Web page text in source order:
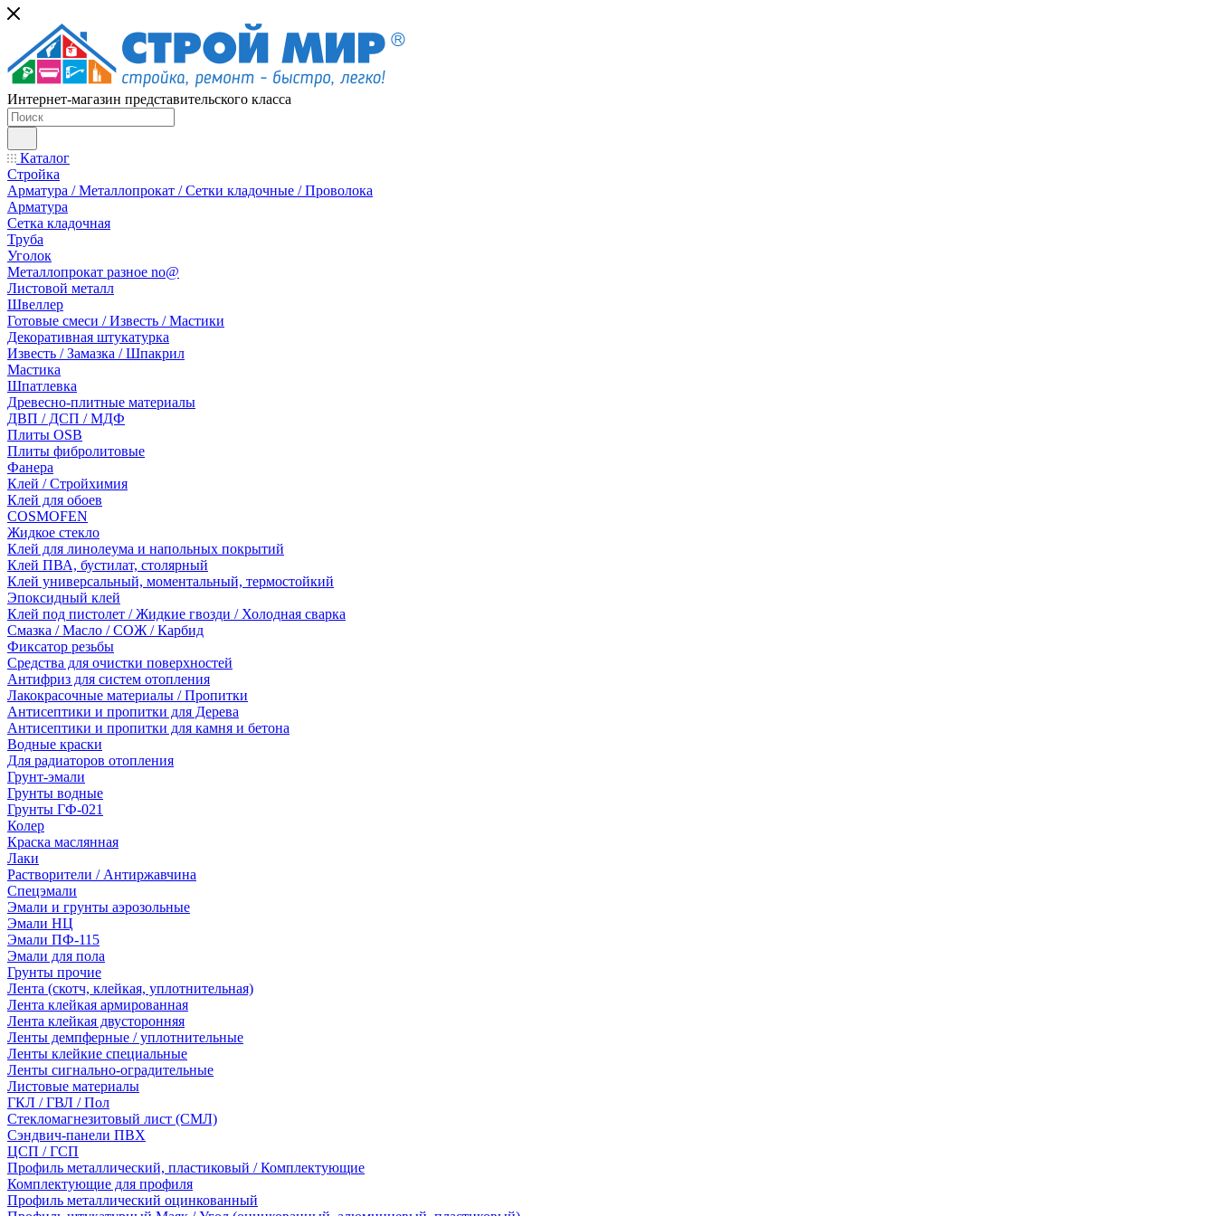
Интернет-магазин представительского класса
Каталог
Стройка
Арматура / Металлопрокат / Сетки кладочные / Проволока
Арматура
Сетка кладочная
Труба
Уголок
Металлопрокат разное no@
Листовой металл
Швеллер
Готовые смеси / Известь / Мастики
Декоративная штукатурка
Известь / Замазка / Шпакрил
Мастика
Шпатлевка
Древесно-плитные материалы
ДВП / ДСП / МДФ
Плиты OSB
Плиты фибролитовые
Фанера
Клей / Стройхимия
Клей для обоев
COSMOFEN
Жидкое стекло
Клей для линолеума и напольных покрытий
Клей ПВА, бустилат, столярный
Клей универсальный, моментальный, термостойкий
Эпоксидный клей
Клей под пистолет / Жидкие гвозди / Холодная сварка
Смазка / Масло / СОЖ / Карбид
Фиксатор резьбы
Средства для очистки поверхностей
Антифриз для систем отопления
Лакокрасочные материалы / Пропитки
Антисептики и пропитки для Дерева
Антисептики и пропитки для камня и бетона
Водные краски
Для радиаторов отопления
Грунт-эмали
Грунты водные
Грунты ГФ-021
Колер
Краска маслянная
Лаки
Растворители / Антиржавчина
Спецэмали
Эмали и грунты аэрозольные
Эмали НЦ
Эмали ПФ-115
Эмали для пола
Грунты прочие
Лента (скотч, клейкая, уплотнительная)
Лента клейкая армированная
Лента клейкая двусторонняя
Ленты демпферные / уплотнительные
Ленты клейкие специальные
Ленты сигнально-оградительные
Листовые материалы
ГКЛ / ГВЛ / Пол
Стекломагнезитовый лист (СМЛ)
Сэндвич-панели ПВХ
ЦСП / ГСП
Профиль металлический, пластиковый / Комплектующие
Комплектующие для профиля
Профиль металлический оцинкованный